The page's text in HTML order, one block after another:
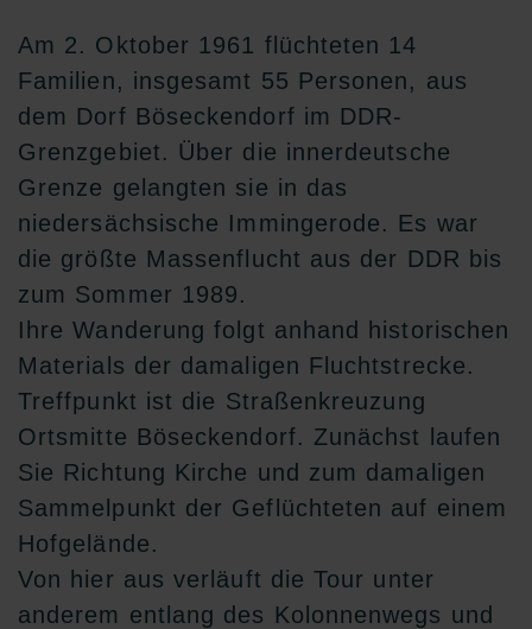
Am 2. Oktober 1961 flüchteten 14
Familien, insgesamt 55 Personen, aus
dem Dorf Böseckendorf im DDR-
Grenzgebiet. Über die innerdeutsche
Grenze gelangten sie in das
niedersächsische Immingerode. Es war
die größte Massenflucht aus der DDR bis
zum Sommer 1989.
Ihre Wanderung folgt anhand historischen
Materials der damaligen Fluchtstrecke.
Treffpunkt ist die Straßenkreuzung
Ortsmitte Böseckendorf. Zunächst laufen
Sie Richtung Kirche und zum damaligen
Sammelpunkt der Geflüchteten auf einem
Hofgelände.
Von hier aus verläuft die Tour unter
anderem entlang des Kolonnenwegs und